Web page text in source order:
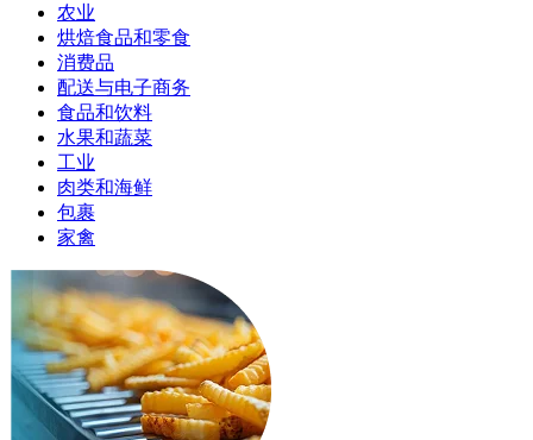
农业
烘焙食品和零食
消费品
配送与电子商务
食品和饮料
水果和蔬菜
工业
肉类和海鲜
包裹
家禽